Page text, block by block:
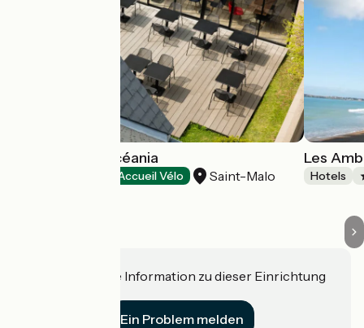
Hôtel Escale Océania
Accueil Vélo Saint-Malo
Les
Hotels
Haben Sie eine Information zu dieser Einrichtung
Ein Problem melden